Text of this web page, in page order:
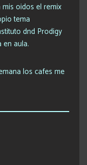
oidos el remix
tema
dnd Prodigy
aula.
los cafes me